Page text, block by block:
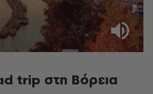
trip στη Βόρεια